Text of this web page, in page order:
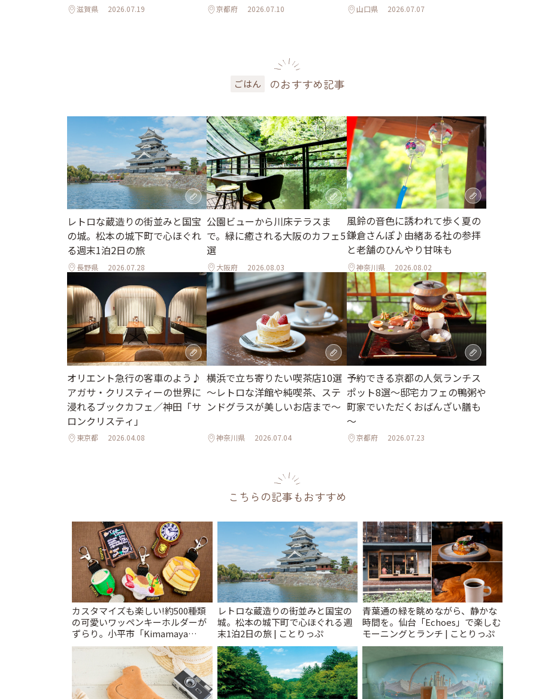
滋賀県 2026.07.19 京都府 2026.07.10 山口県 2026.07.07
ごはん のおすすめ記事
レトロな蔵造りの街並みと国宝
の城。松本の城下町で心ほぐれ
る週末1泊2日の旅
長野県 2026.07.28
公園ビューから川床テラスま
で。緑に癒される大阪のカフェ5
選
大阪府 2026.08.03
風鈴の音色に誘われて歩く夏の
鎌倉さんぽ♪由緒ある社の参拝
と老舗のひんやり甘味も
神奈川県 2026.08.02
オリエント急行の客車のよう♪
アガサ・クリスティーの世界に
浸れるブックカフェ／神田「サ
ロンクリスティ」
東京都 2026.04.08
横浜で立ち寄りたい喫茶店10選
～レトロな洋館や純喫茶、ステ
ンドグラスが美しいお店まで～
神奈川県 2026.07.04
予約できる京都の人気ランチス
ポット8選～邸宅カフェの鴨粥や
町家でいただくおばんざい膳も
～
京都府 2026.07.23
こちらの記事もおすすめ
カスタマイズも楽しい!約500種類
の可愛いワッペンキーホルダーが
ずらり。小平市「Kimamaya
T&K」 | ことりっぷ
レトロな蔵造りの街並みと国宝の
城。松本の城下町で心ほぐれる週
末1泊2日の旅 | ことりっぷ
青葉通の緑を眺めながら、静かな
時間を。仙台「Echoes」で楽しむ
モーニングとランチ | ことりっぷ